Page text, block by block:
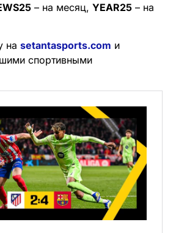
– на месяц, YEAR25 – на
на setantasports.com и
спортивными